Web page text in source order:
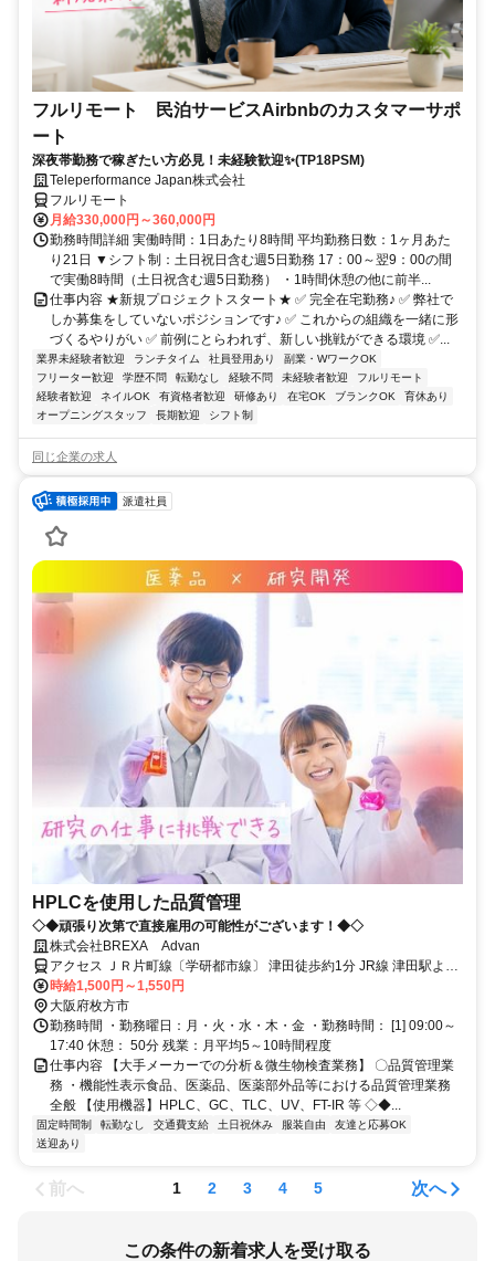
フルリモート 民泊サービスAirbnbのカスタマーサポ
ート
深夜帯勤務で稼ぎたい方必見！未経験歓迎✨(TP18PSM)
Teleperformance Japan株式会社
フルリモート
月給330,000円～360,000円
勤務時間詳細 実働時間：1日あたり8時間 平均勤務日数：1ヶ月あた
り21日 ▼シフト制：土日祝日含む週5日勤務 17：00～翌9：00の間
で実働8時間（土日祝含む週5日勤務） ・1時間休憩の他に前半...
仕事内容 ★新規プロジェクトスタート★ ✅ 完全在宅勤務♪ ✅ 弊社で
しか募集をしていないポジションです♪ ✅ これからの組織を一緒に形
づくるやりがい ✅ 前例にとらわれず、新しい挑戦ができる環境 ✅...
業界未経験者歓迎 ランチタイム 社員登用あり
副業・WワークOK
フリーター歓迎
学歴不問 転勤なし 経験不問 未経験者歓迎
フルリモート
経験者歓迎
ネイルOK 有資格者歓迎 研修あり 在宅OK ブランクOK
育休あり
オープニングスタッフ
長期歓迎 シフト制
同じ企業の求人
派遣社員
HPLCを使用した品質管理
◇◆頑張り次第で直接雇用の可能性がございます！◆◇
株式会社BREXA Advan
アクセス ＪＲ片町線〔学研都市線〕 津田徒歩約1分 JR線 津田駅より
（バス10分 ※無料送迎バス）
時給1,500円～1,550円
大阪府枚方市
勤務時間 ・勤務曜日：月・火・水・木・金 ・勤務時間： [1] 09:00～
17:40 休憩： 50分 残業：月平均5～10時間程度
仕事内容 【大手メーカーでの分析＆微生物検査業務】 〇品質管理業
務 ・機能性表示食品、医薬品、医薬部外品等における品質管理業務
全般 【使用機器】HPLC、GC、TLC、UV、FT-IR 等 ◇◆...
固定時間制 転勤なし 交通費支給 土日祝休み 服装自由
友達と応募OK
送迎あり
前へ 1 2 3 4 5 次へ
この条件の新着求人を受け取る